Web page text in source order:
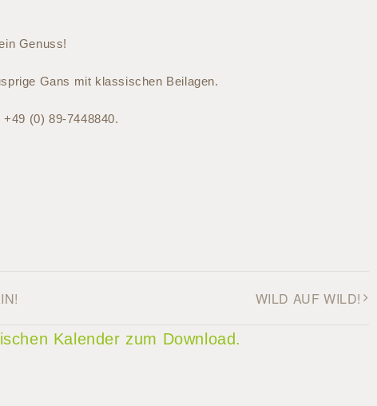
Genuss!
Gans mit klassischen Beilagen.
+49 (0) 89-7448840.
WILD AUF WILD!
Kalender zum Download.